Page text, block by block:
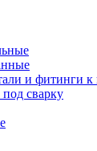
и фитинги
сварку